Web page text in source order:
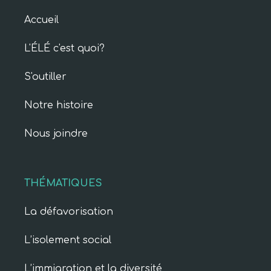
Accueil
L'ÉLÉ c'est quoi?
S'outiller
Notre histoire
Nous joindre
THÉMATIQUES
La défavorisation
L’isolement social
L’immigration et la diversité